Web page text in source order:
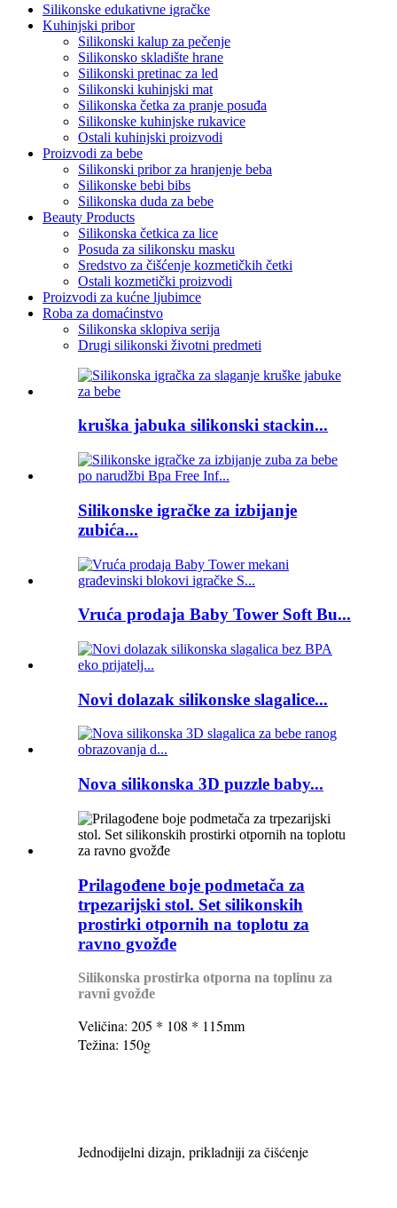
Silikonske edukativne igračke
Kuhinjski pribor
Silikonski kalup za pečenje
Silikonsko skladište hrane
Silikonski pretinac za led
Silikonski kuhinjski mat
Silikonska četka za pranje posuđa
Silikonske kuhinjske rukavice
Ostali kuhinjski proizvodi
Proizvodi za bebe
Silikonski pribor za hranjenje beba
Silikonske bebi bibs
Silikonska duda za bebe
Beauty Products
Silikonska četkica za lice
Posuda za silikonsku masku
Sredstvo za čišćenje kozmetičkih četki
Ostali kozmetički proizvodi
Proizvodi za kućne ljubimce
Roba za domaćinstvo
Silikonska sklopiva serija
Drugi silikonski životni predmeti
kruška jabuka silikonski stackin...
Silikonske igračke za izbijanje
zubića...
Vruća prodaja Baby Tower Soft Bu...
Novi dolazak silikonske slagalice...
Nova silikonska 3D puzzle baby...
Prilagođene boje podmetača za
trpezarijski stol. Set silikonskih
prostirki otpornih na toplotu za
ravno gvožđe
Silikonska prostirka otporna na toplinu za
ravni gvožđe
Veličina: 205 * 108 * 115mm
Težina: 150g
Jednodijelni dizajn, prikladniji za čišćenje